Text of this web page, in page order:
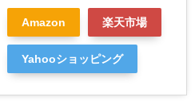
Amazon 楽天市場
Yahooショッピング